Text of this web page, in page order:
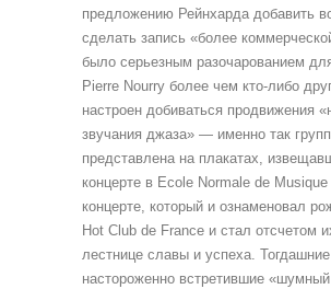
предложению Рейнхарда добавить
сделать запись «более
было серьезным разочарованием
Pierre Nourry более чем кто-либо
настроен добиваться продвижения
звучания джаза» — именно так
представлена на плакатах,
концерте в Ecole Normale de Musique
концерте, который и ознаменовал
Hot Club de France и стал отсчетом
лестнице славы и успеха.
настороженно встретившие